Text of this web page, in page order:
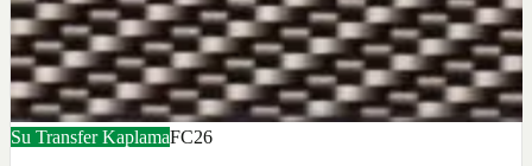
Su Transfer KaplamaFC26